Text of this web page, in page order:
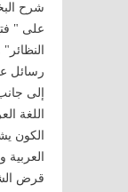
شرح
على "
رسائل
إلى
اللغة
الكون
قرض